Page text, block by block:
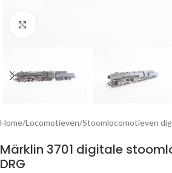
Home/Locomotieven/Stoomlocomotieven
Märklin 3701 digitale
DRG